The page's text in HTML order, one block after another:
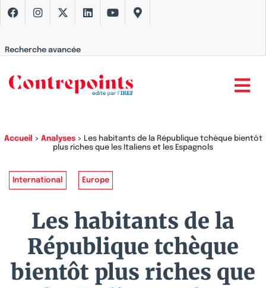
Recherche avancée
Accueil > Analyses> Les habitants de la République tchèque bientôt
plus riches que les Italiens et les Espagnols
International Europe
Les habitants de la
République tchèque
bientôt plus riches que